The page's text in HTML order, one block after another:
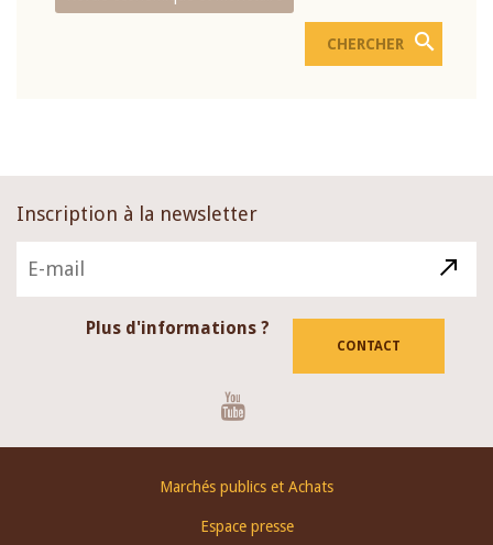
Inscription à la newsletter
Plus d'informations ?
CONTACT
Marchés publics et Achats
Espace presse